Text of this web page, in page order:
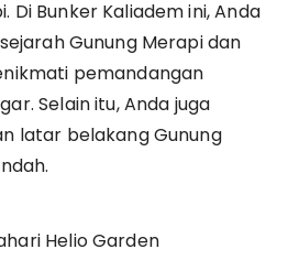
Di Bunker Kaliadem ini, Anda
Gunung Merapi dan
pemandangan
Selain itu, Anda juga
latar belakang Gunung
Helio Garden